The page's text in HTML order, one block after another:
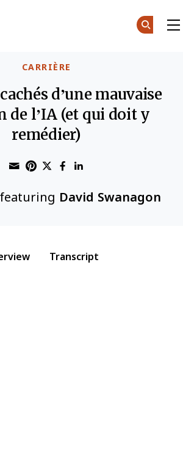
CARRIÈRE
d’une mauvaise
de l’IA (et qui doit y
remédier)
Share through Email
Print this page
Share on Pinterest
Share on Twitter
Share on
featuring David Swanagon
Transcript